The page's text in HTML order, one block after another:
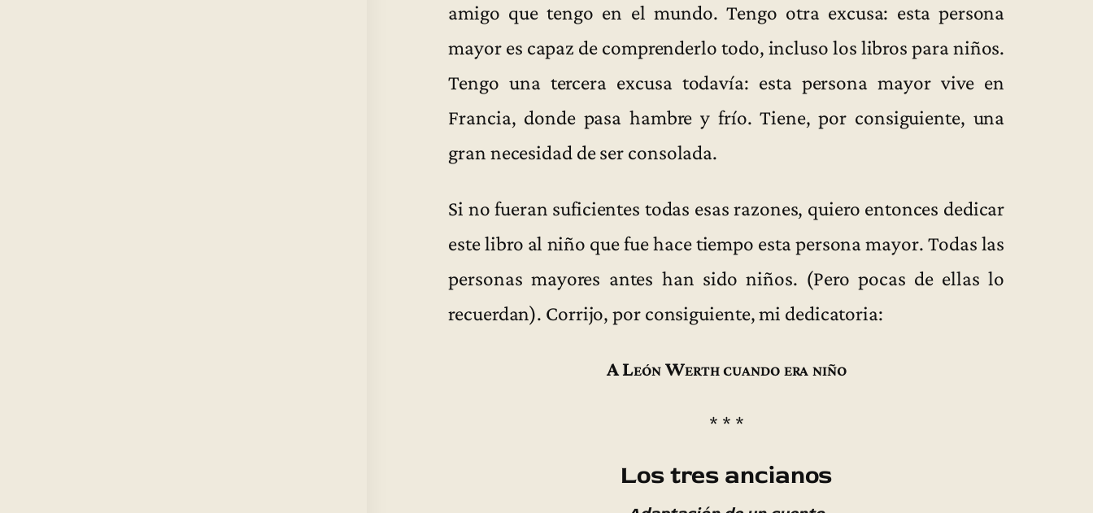
amigo que tengo en el mundo. Tengo otra excusa: esta persona
mayor es capaz de comprenderlo todo, incluso los libros para niños.
Tengo una tercera excusa todavía: esta persona mayor vive en
Francia, donde pasa hambre y frío. Tiene, por consiguiente, una
gran necesidad de ser consolada.
Si no fueran suficientes todas esas razones, quiero entonces dedicar
este libro al niño que fue hace tiempo esta persona mayor. Todas las
personas mayores antes han sido niños. (Pero pocas de ellas lo
recuerdan). Corrijo, por consiguiente, mi dedicatoria:
A León Werth cuando era niño
* * *
Los tres ancianos